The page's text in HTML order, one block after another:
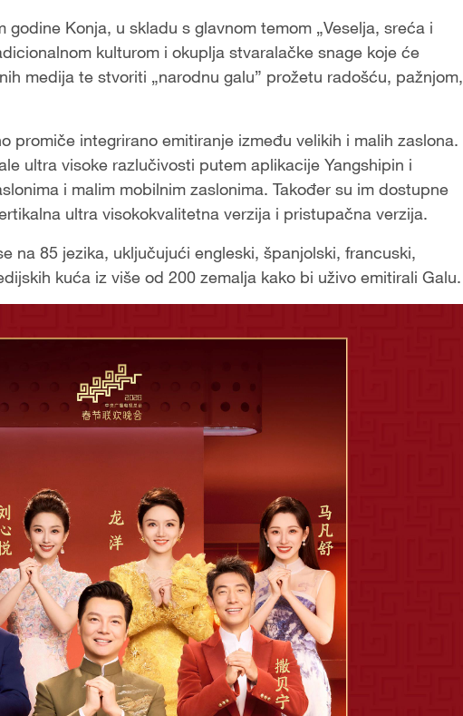
Konja, u skladu s glavnom temom „Veselja, sreća i
kulturom i okuplja stvaralačke snage koje će
medija te stvoriti „narodnu galu” prožetu radošću, pažnjom,
promiče integrirano emitiranje između velikih i malih zaslona.
ultra visoke razlučivosti putem aplikacije Yangshipin i
i malim mobilnim zaslonima. Također su im dostupne
ultra visokokvalitetna verzija i pristupačna verzija.
na 85 jezika, uključujući engleski, španjolski, francuski,
kuća iz više od 200 zemalja kako bi uživo emitirali Galu.